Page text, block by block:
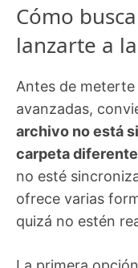
Cómo
lanzarte a
Antes de
avanzadas,
archivo no está
carpeta
no esté
ofrece varias
quizá no estén